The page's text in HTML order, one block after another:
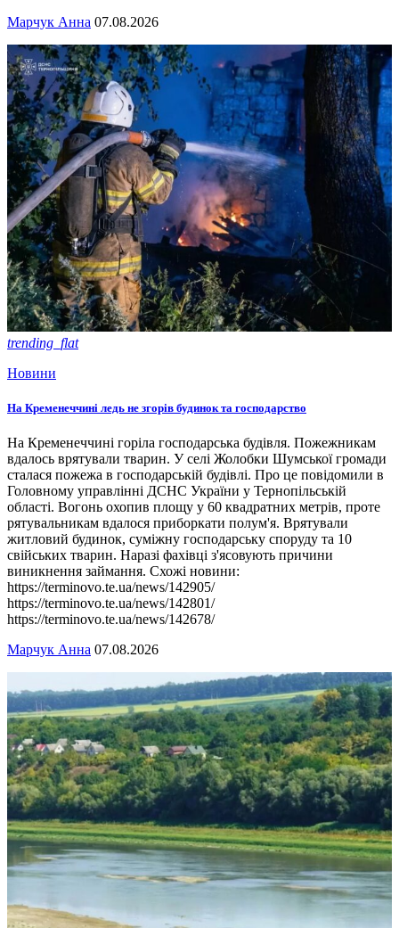
Марчук Анна 07.08.2026
trending_flat
Новини
На Кременеччині ледь не згорів будинок та господарство
На Кременеччині горіла господарська будівля. Пожежникам
вдалось врятували тварин. У селі Жолобки Шумської громади
сталася пожежа в господарській будівлі. Про це повідомили в
Головному управлінні ДСНС України у Тернопільській
області. Вогонь охопив площу у 60 квадратних метрів, проте
рятувальникам вдалося приборкати полум'я. Врятували
житловий будинок, суміжну господарську споруду та 10
свійських тварин. Наразі фахівці з'ясовують причини
виникнення займання. Схожі новини:
https://terminovo.te.ua/news/142905/
https://terminovo.te.ua/news/142801/
https://terminovo.te.ua/news/142678/
Марчук Анна 07.08.2026